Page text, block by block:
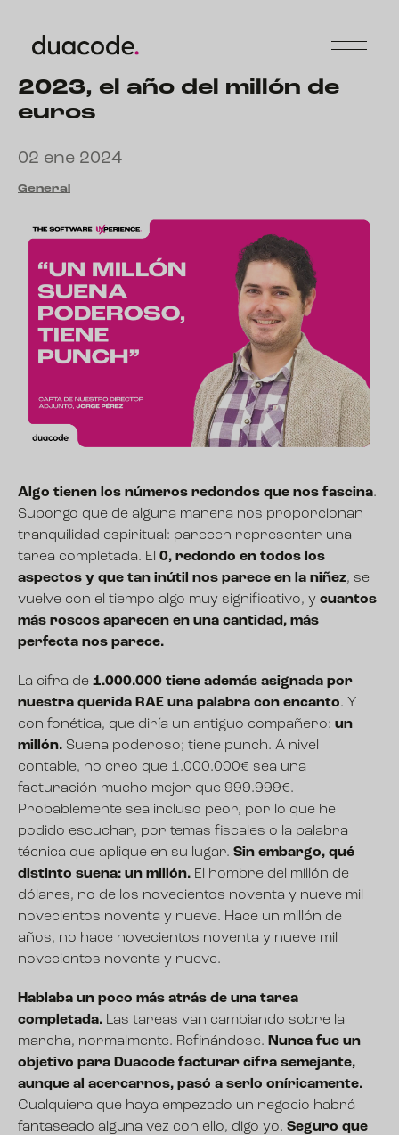
2023, el año del millón de
euros
02 ene 2024
General
Algo tienen los números redondos que nos fascina.
Supongo que de alguna manera nos proporcionan
tranquilidad espiritual: parecen representar una
tarea completada. El 0, redondo en todos los
aspectos y que tan inútil nos parece en la niñez, se
vuelve con el tiempo algo muy significativo, y cuantos
más roscos aparecen en una cantidad, más
perfecta nos parece.
La cifra de 1.000.000 tiene además asignada por
nuestra querida RAE una palabra con encanto. Y
con fonética, que diría un antiguo compañero: un
millón. Suena poderoso; tiene punch. A nivel
contable, no creo que 1.000.000€ sea una
facturación mucho mejor que 999.999€.
Probablemente sea incluso peor, por lo que he
podido escuchar, por temas fiscales o la palabra
técnica que aplique en su lugar. Sin embargo, qué
distinto suena: un millón. El hombre del millón de
dólares, no de los novecientos noventa y nueve mil
novecientos noventa y nueve. Hace un millón de
años, no hace novecientos noventa y nueve mil
novecientos noventa y nueve.
Hablaba un poco más atrás de una tarea
completada. Las tareas van cambiando sobre la
marcha, normalmente. Refinándose. Nunca fue un
objetivo para Duacode facturar cifra semejante,
aunque al acercarnos, pasó a serlo oníricamente.
Cualquiera que haya empezado un negocio habrá
fantaseado alguna vez con ello, digo yo. Seguro que